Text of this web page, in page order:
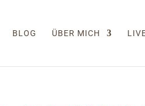
BLOG ÜBER MICH